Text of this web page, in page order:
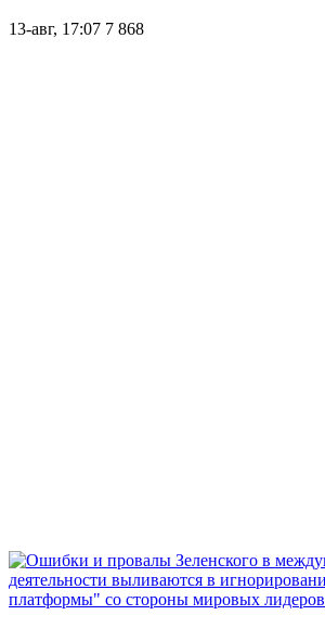
13-авг, 17:07 7 868